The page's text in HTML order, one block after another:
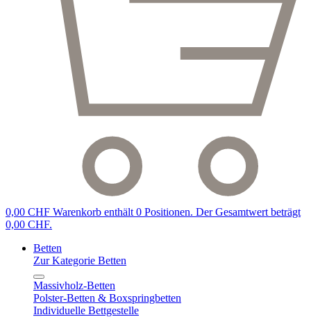
0,00 CHF Warenkorb enthält 0 Positionen. Der Gesamtwert beträgt
0,00 CHF.
Betten
Zur Kategorie Betten
Massivholz-Betten
Polster-Betten & Boxspringbetten
Individuelle Bettgestelle